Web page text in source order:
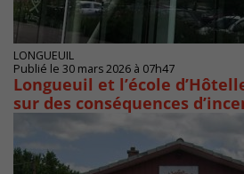
LONGUEUIL
Publié le 30 mars 2026 à 07h47
Longueuil et l’école
sur des conséquences